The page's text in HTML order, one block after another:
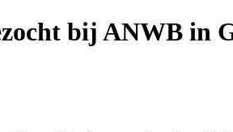
bij ANWB in